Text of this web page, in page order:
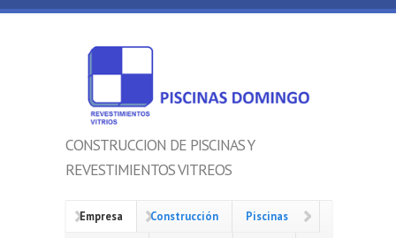
Pasar al contenido principal
PISCINAS
DOMINGO,
S.C.
CONSTRUCCION DE PISCINAS Y
REVESTIMIENTOS VITREOS
Empresa Construcción Piscinas